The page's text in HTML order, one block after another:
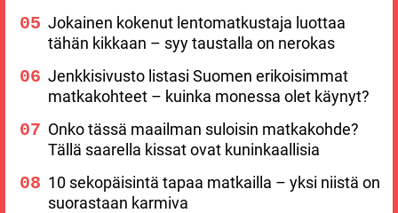
Jokainen kokenut lentomatkustaja luottaa
tähän kikkaan – syy taustalla on nerokas
Jenkkisivusto listasi Suomen erikoisimmat
matkakohteet – kuinka monessa olet käynyt?
Onko tässä maailman suloisin matkakohde?
Tällä saarella kissat ovat kuninkaallisia
10 sekopäisintä tapaa matkailla – yksi niistä on
suorastaan karmiva